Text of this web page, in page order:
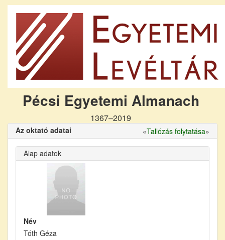
Pécsi Egyetemi Almanach
1367–2019
Az oktató adatai «Tallózás folytatása»
Alap adatok
Név
Tóth Géza